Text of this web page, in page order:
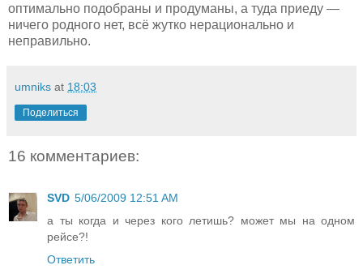
оптимально подобраны и продуманы, а туда приеду —
ничего родного нет, всё жутко нерационально и
неправильно.
umniks at 18:03
Поделиться
16 комментариев:
SVD 5/06/2009 12:51 AM
а ты когда и через кого летишь? может мы на одном
рейсе?!
Ответить